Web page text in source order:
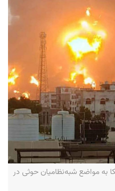
به مواضع شبه‌نظامیان حوثی در